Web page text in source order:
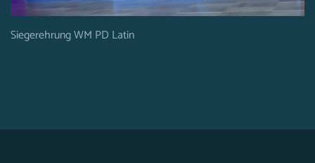
Siegerehrung WM PD Latin